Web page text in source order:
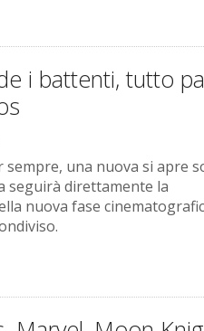
i battenti, tutto
sempre, una nuova si apre
seguirà direttamente la
nuova fase